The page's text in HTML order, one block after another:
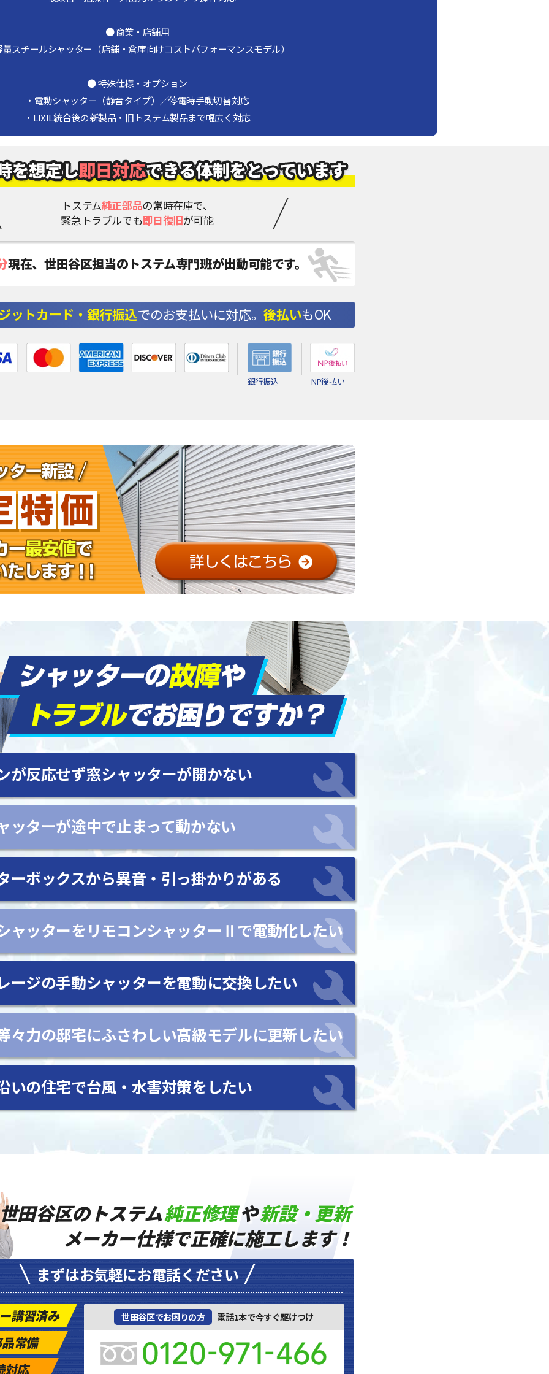
● 商業・店舗用
量スチールシャッター（店舗・倉庫向けコストパフォーマンスモデル）
● 特殊仕様・オプション
・電動シャッター（静音タイプ）／停電時手動切替対応
・LIXIL統合後の新製品・旧トステム製品まで幅広く対応
トステム純正部品の常時在庫で、
緊急トラブルでも即日復旧が可能
現在、 世田谷区担当のトステム専門班が出動可能です。
ットカード・銀行振込でのお支払いに対応。後払いもOK
銀行振込 NP後払い
が反応せず窓シャッターが開かない
ッターが途中で止まって動かない
ーボックスから異音・引っ掛かりがある
ャッターをリモコンシャッターⅡで電動化したい
ージの手動シャッターを電動に交換したい
々力の邸宅にふさわしい高級モデルに更新したい
いの住宅で台風・水害対策をしたい
田谷区のトステム純正修理や新設・更新
メーカー仕様で正確に施工します！
まずはお気軽にお電話ください
講習済み
常備
対応
世田谷区でお困りの方 電話1本で今すぐ駆けつけ